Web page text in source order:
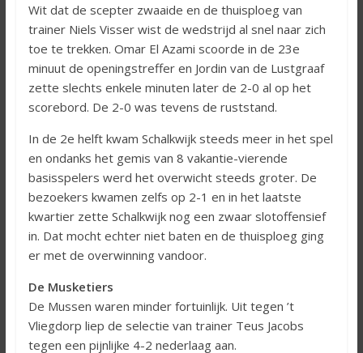
Wit dat de scepter zwaaide en de thuisploeg van
trainer Niels Visser wist de wedstrijd al snel naar zich
toe te trekken. Omar El Azami scoorde in de 23e
minuut de openingstreffer en Jordin van de Lustgraaf
zette slechts enkele minuten later de 2-0 al op het
scorebord. De 2-0 was tevens de ruststand.
In de 2e helft kwam Schalkwijk steeds meer in het spel
en ondanks het gemis van 8 vakantie-vierende
basisspelers werd het overwicht steeds groter. De
bezoekers kwamen zelfs op 2-1 en in het laatste
kwartier zette Schalkwijk nog een zwaar slotoffensief
in. Dat mocht echter niet baten en de thuisploeg ging
er met de overwinning vandoor.
De Musketiers
De Mussen waren minder fortuinlijk. Uit tegen ’t
Vliegdorp liep de selectie van trainer Teus Jacobs
tegen een pijnlijke 4-2 nederlaag aan.